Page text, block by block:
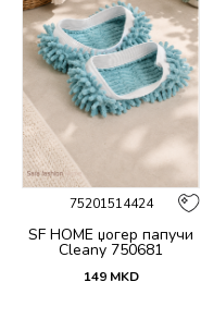
75201514424
SF HOME џогер папучи
Cleany 750681
149 MKD